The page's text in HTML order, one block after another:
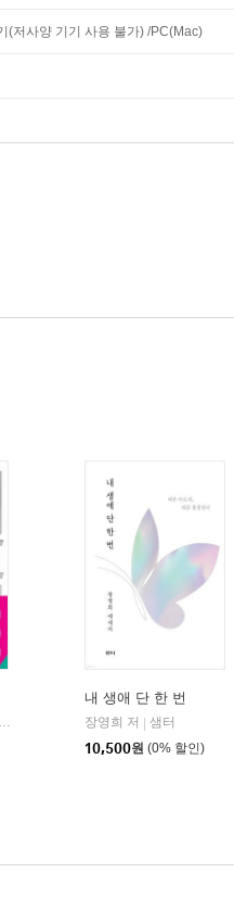
(저사양 기기 사용 불가) /PC(Mac)
야마구치 슈 저/김윤경 역
내 생애 단 한 번
장영희 저
샘터
10,500원 (0% 할인)